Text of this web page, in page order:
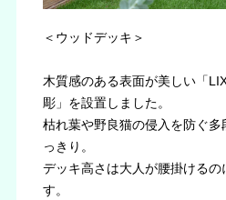
＜ウッドデッキ＞
木質感のある表面が美しい「
彫」を設置しました。
枯れ葉や野良猫の侵入を防ぐ
っきり。
デッキ高さは大人が腰掛ける
す。